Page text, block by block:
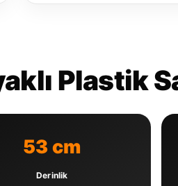
Plastik
53 cm
Derinlik